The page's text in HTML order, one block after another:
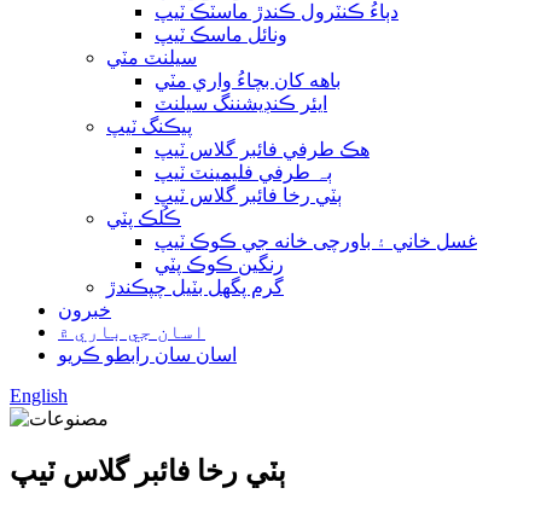
دٻاءُ ڪنٽرول ڪندڙ ماسٽڪ ٽيپ
ونائل ماسڪ ٽيپ
سيلنٽ مٽي
باهه کان بچاءُ واري مٽي
ايئر ڪنڊيشننگ سيلنٽ
پيڪنگ ٽيپ
هڪ طرفي فائبر گلاس ٽيپ
ٻہ طرفي فليمينٽ ٽيپ
ٻٽي رخا فائبر گلاس ٽيپ
ڪُلڪ پٽي
غسل خاني ۽ باورچی خانه جي ڪوڪ ٽيپ
رنگين ڪوڪ پٽي
گرم پگھل بٽيل چپڪندڙ
خبرون
اسان جي باري ۾
اسان سان رابطو ڪريو
English
ٻٽي رخا فائبر گلاس ٽيپ